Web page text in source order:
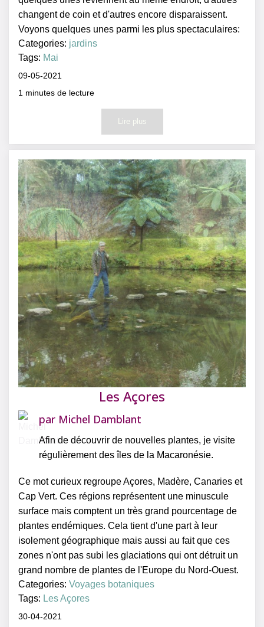
changent de coin et d'autres encore disparaissent.
Voyons quelques unes parmi les plus spectaculaires:
Categories: jardins
Tags: Mai
09-05-2021
1 minutes de lecture
Lire plus
Les Açores
par Michel Damblant
Afin de découvrir de nouvelles plantes, je visite
régulièrement des îles de la Macaronésie.
Ce mot curieux regroupe Açores, Madère, Canaries et
Cap Vert. Ces régions représentent une minuscule
surface mais comptent un très grand pourcentage de
plantes endémiques. Cela tient d'une part à leur
isolement géographique mais aussi au fait que ces
zones n'ont pas subi les glaciations qui ont détruit un
grand nombre de plantes de l'Europe du Nord-Ouest.
Categories:Voyages botaniques
Tags: Les Açores
30-04-2021